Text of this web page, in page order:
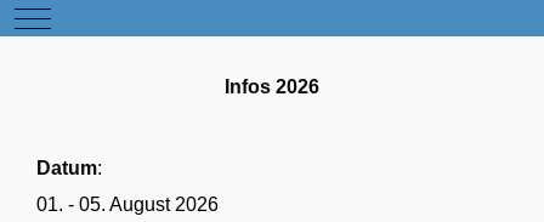
Mobile Menu Toggle
Infos 2026
Datum:
01. - 05. August 2026